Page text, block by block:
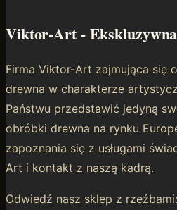
Viktor-Art -
Firma Viktor-Art zajmująca się
drewna w charakterze
Państwu przedstawić jedyną
obróbki drewna na rynku
zapoznania się z usługami
Art i kontakt z naszą kadrą.
Odwiedź nasz sklep z rzeźbami: